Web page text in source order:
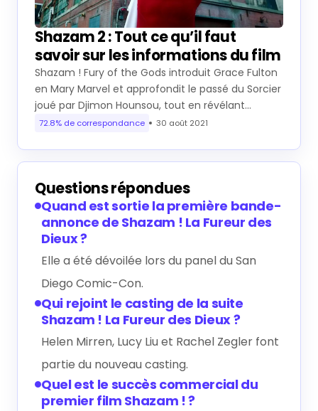
Shazam 2 : Tout ce qu’il faut
savoir sur les informations du film
Shazam ! Fury of the Gods introduit Grace Fulton
en Mary Marvel et approfondit le passé du Sorcier
joué par Djimon Hounsou, tout en révélant…
72.8% de correspondance 30 août 2021
Questions répondues
Quand est sortie la première bande-
annonce de Shazam ! La Fureur des
Dieux ?
Elle a été dévoilée lors du panel du San
Diego Comic-Con.
Qui rejoint le casting de la suite
Shazam ! La Fureur des Dieux ?
Helen Mirren, Lucy Liu et Rachel Zegler font
partie du nouveau casting.
Quel est le succès commercial du
premier film Shazam ! ?